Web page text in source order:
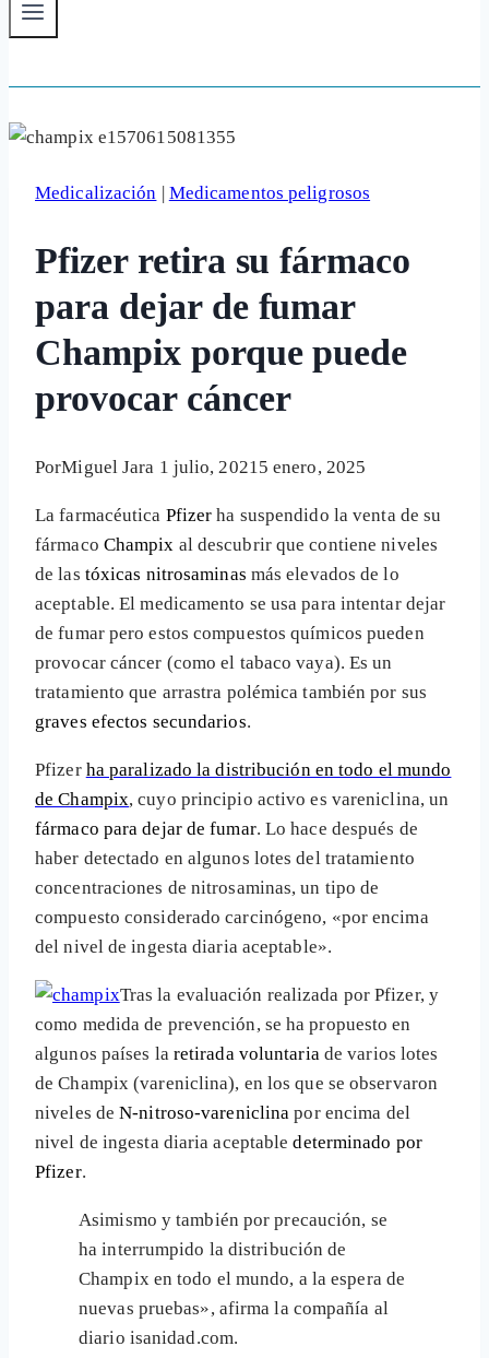
Medicalización | Medicamentos peligrosos
Pfizer retira su fármaco
para dejar de fumar
Champix porque puede
provocar cáncer
PorMiguel Jara 1 julio, 20215 enero, 2025
La farmacéutica Pfizer ha suspendido la venta de su
fármaco Champix al descubrir que contiene niveles
de las tóxicas nitrosaminas más elevados de lo
aceptable. El medicamento se usa para intentar dejar
de fumar pero estos compuestos químicos pueden
provocar cáncer (como el tabaco vaya). Es un
tratamiento que arrastra polémica también por sus
graves efectos secundarios.
Pfizer ha paralizado la distribución en todo el mundo
de Champix, cuyo principio activo es vareniclina, un
fármaco para dejar de fumar. Lo hace después de
haber detectado en algunos lotes del tratamiento
concentraciones de nitrosaminas, un tipo de
compuesto considerado carcinógeno, «por encima
del nivel de ingesta diaria aceptable».
Tras la evaluación realizada por Pfizer, y
como medida de prevención, se ha propuesto en
algunos países la retirada voluntariade varios lotes
de Champix (vareniclina), en los que se observaron
niveles deN-nitroso-vareniclina por encima del
nivel de ingesta diaria aceptabledeterminado por
Pfizer.
Asimismo y también por precaución, se
ha interrumpido la distribución de
Champix en todo el mundo, a la espera de
nuevas pruebas», afirma la compañía al
diario isanidad.com.